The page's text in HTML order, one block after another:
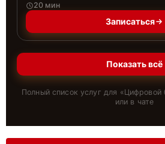
20 мин
Записаться
Показать всё
Полный список услуг для «Цифровой
или в чате